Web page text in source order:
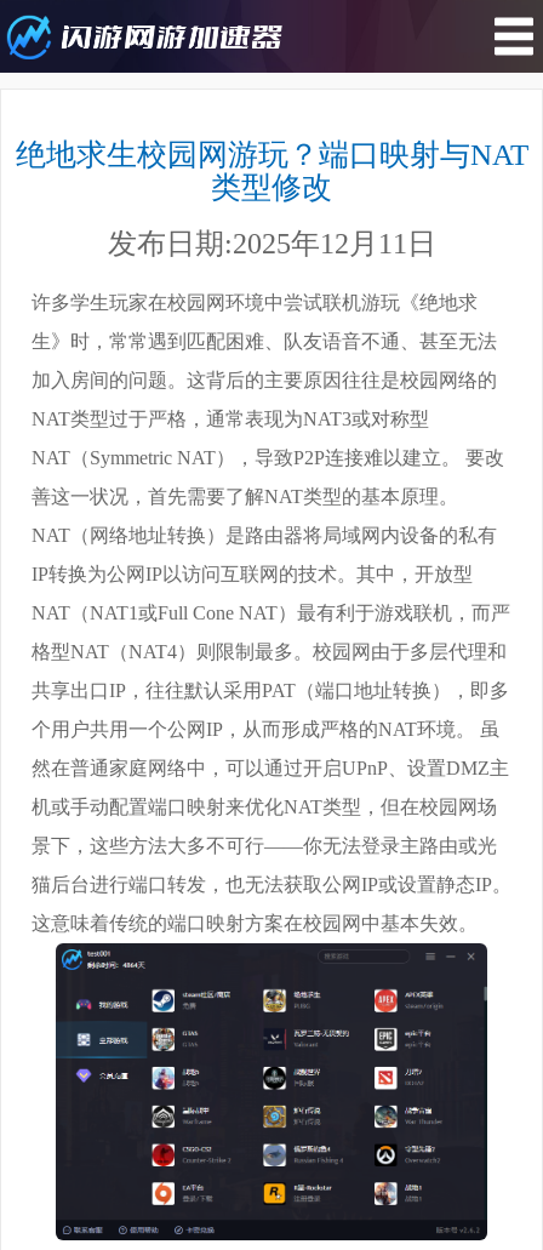
校园网游玩？端口映射与NAT类型修
绝地求生校园网游玩？端口映射与NAT
类型修改
发布日期:2025年12月11日
许多学生玩家在校园网环境中尝试联机游玩《绝地求
生》时，常常遇到匹配困难、队友语音不通、甚至无法
加入房间的问题。这背后的主要原因往往是校园网络的
NAT类型过于严格，通常表现为NAT3或对称型
NAT（Symmetric NAT），导致P2P连接难以建立。 要改
善这一状况，首先需要了解NAT类型的基本原理。
NAT（网络地址转换）是路由器将局域网内设备的私有
IP转换为公网IP以访问互联网的技术。其中，开放型
NAT（NAT1或Full Cone NAT）最有利于游戏联机，而严
格型NAT（NAT4）则限制最多。校园网由于多层代理和
共享出口IP，往往默认采用PAT（端口地址转换），即多
个用户共用一个公网IP，从而形成严格的NAT环境。 虽
然在普通家庭网络中，可以通过开启UPnP、设置DMZ主
机或手动配置端口映射来优化NAT类型，但在校园网场
景下，这些方法大多不可行——你无法登录主路由或光
猫后台进行端口转发，也无法获取公网IP或设置静态IP。
这意味着传统的端口映射方案在校园网中基本失效。